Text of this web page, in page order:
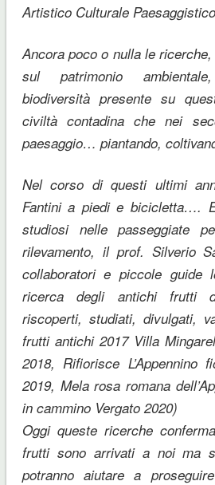
Artistico Culturale
Ancora poco o nulla le
sul patrimonio
biodiversità presente su
civiltà contadina che nei
paesaggio… piantando,
Nel corso di questi ultimi
Fantini a piedi e bicicletta….
studiosi nelle passeggiate
rilevamento, il prof. Silverio
collaboratori e piccole guide
ricerca degli antichi frutti
riscoperti, studiati, divulgati,
frutti antichi 2017 Villa
2018, Rifiorisce L’Appennino
2019, Mela rosa romana
in cammino Vergato 2020)
Oggi queste ricerche
frutti sono arrivati a noi ma
potranno aiutare a